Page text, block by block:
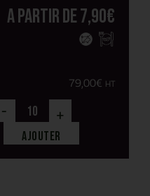
A partir de7,90€
79,00€ HT
- +
Ajouter